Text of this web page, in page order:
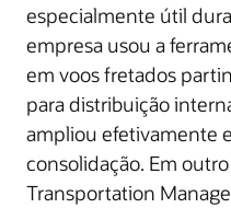
especialmente útil
empresa usou a
em voos fretados
para distribuição
ampliou efetivamente
consolidação. Em
Transportation